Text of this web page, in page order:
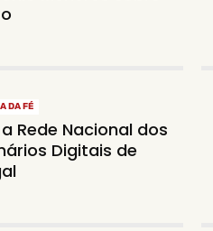
DA FÉ
Rede Nacional dos
Digitais de